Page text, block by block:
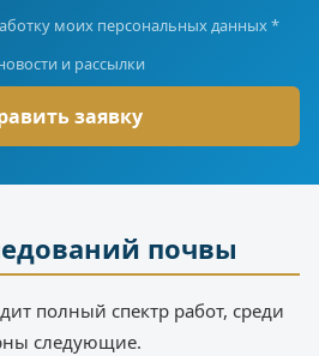
моих персональных данных *
и рассылки
почвы
полный спектр работ, среди
следующие.